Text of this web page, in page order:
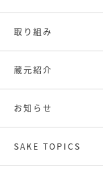
取り組み
蔵元紹介
お知らせ
SAKE TOPICS